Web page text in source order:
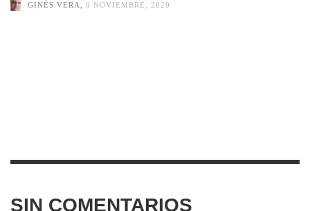
GINÉS VERA, 9 NOVIEMBRE, 2020
SIN COMENTARIOS